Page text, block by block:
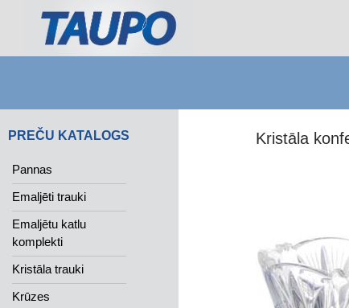
Kristāla
PREČU KATALOGS
Pannas
Emaljēti trauki
Emaljētu katlu
komplekti
Kristāla trauki
Krūzes